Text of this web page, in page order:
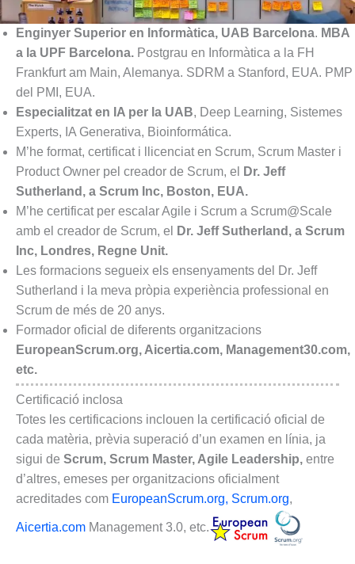
Enginyer Superior en Informàtica, UAB Barcelona. MBA
a la UPF Barcelona. Postgrau en Informàtica a la FH
Frankfurt am Main, Alemanya. SDRM a Stanford, EUA. PMP
del PMI, EUA.
Especialitzat en IA per la UAB, Deep Learning, Sistemes
Experts, IA Generativa, Bioinformática.
M’he format, certificat i llicenciat en Scrum, Scrum Master i
Product Owner pel creador de Scrum, el
Dr. Jeff
Sutherland, a Scrum Inc, Boston, EUA.
M’he certificat per escalar Agile i Scrum a Scrum@Scale
amb el creador de Scrum, el
Dr. Jeff Sutherland, a Scrum
Inc, Londres, Regne Unit.
Les formacions segueix els ensenyaments del Dr. Jeff
Sutherland i la meva pròpia experiència professional en
Scrum de més de 20 anys.
Formador oficial de diferents organitzacions
EuropeanScrum.org, Aicertia.com, Management30.com,
etc.
Certificació inclosa
Totes les certificacions inclouen la certificació oficial de
cada matèria, prèvia superació d’un examen en línia, ja
sigui de Scrum, Scrum Master, Agile Leadership, entre
d’altres, emeses per organitzacions oficialment
acreditades com EuropeanScrum.org, Scrum.org,
Aicertia.com Management 3.0, etc.